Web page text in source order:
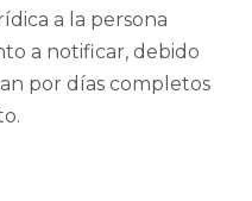
a la persona
a notificar, debido
por días completos